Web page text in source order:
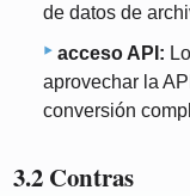
de datos de
acceso API:
aprovechar la
conversión
3.2 Contras